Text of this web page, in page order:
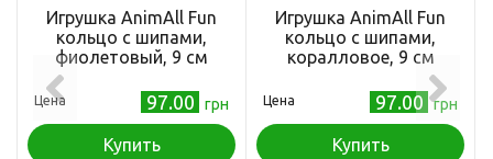
Игрушка AnimAll Fun
кольцо с шипами,
фиолетовый, 9 см
Цена 97.00 грн
Купить
Игрушка AnimAll Fun
кольцо с шипами,
коралловое, 9 см
Цена 97.00 грн
Купить